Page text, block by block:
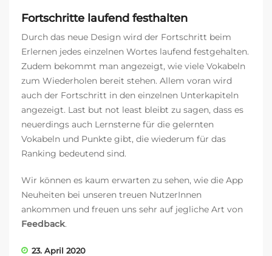
Fortschritte laufend festhalten
Durch das neue Design wird der Fortschritt beim
Erlernen jedes einzelnen Wortes laufend festgehalten.
Zudem bekommt man angezeigt, wie viele Vokabeln
zum Wiederholen bereit stehen. Allem voran wird
auch der Fortschritt in den einzelnen Unterkapiteln
angezeigt. Last but not least bleibt zu sagen, dass es
neuerdings auch Lernsterne für die gelernten
Vokabeln und Punkte gibt, die wiederum für das
Ranking bedeutend sind.
Wir können es kaum erwarten zu sehen, wie die App
Neuheiten bei unseren treuen NutzerInnen
ankommen und freuen uns sehr auf jegliche Art von
Feedback.
23. April 2020